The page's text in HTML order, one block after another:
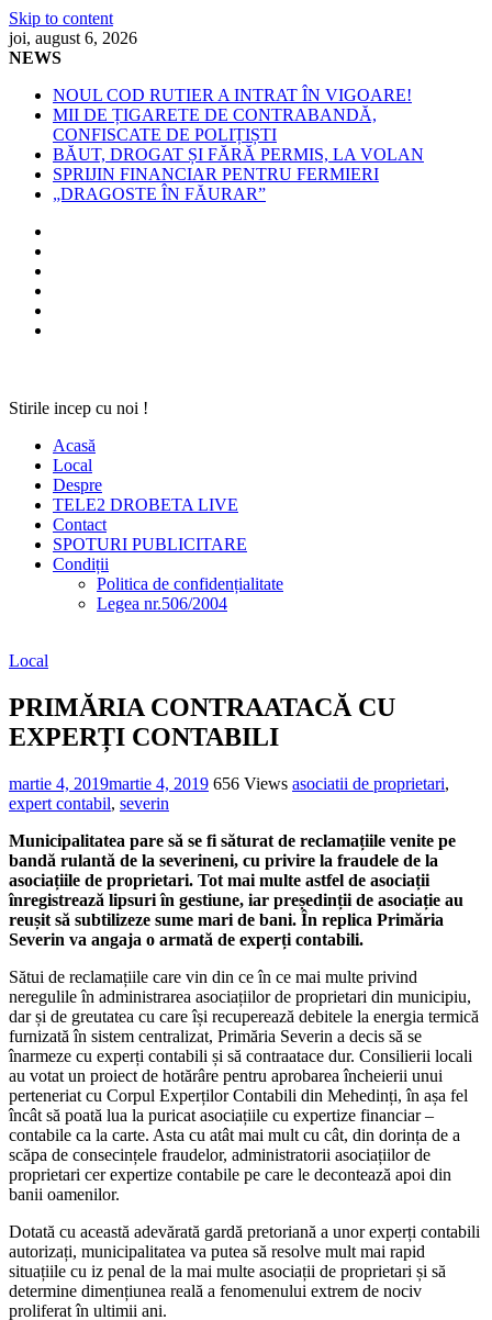
Skip to content
joi, august 6, 2026
NEWS
NOUL COD RUTIER A INTRAT ÎN VIGOARE!
MII DE ȚIGARETE DE CONTRABANDĂ,
CONFISCATE DE POLIȚIȘTI
BĂUT, DROGAT ȘI FĂRĂ PERMIS, LA VOLAN
SPRIJIN FINANCIAR PENTRU FERMIERI
„DRAGOSTE ÎN FĂURAR”
Stirile incep cu noi !
Acasă
Local
Despre
TELE2 DROBETA LIVE
Contact
SPOTURI PUBLICITARE
Condiții
Politica de confidențialitate
Legea nr.506/2004
Local
PRIMĂRIA CONTRAATACĂ CU
EXPERȚI CONTABILI
martie 4, 2019martie 4, 2019 656 Views asociatii de proprietari,
expert contabil, severin
Municipalitatea pare să se fi săturat de reclamațiile venite pe
bandă rulantă de la severineni, cu privire la fraudele de la
asociațiile de proprietari. Tot mai multe astfel de asociații
înregistrează lipsuri în gestiune, iar președinții de asociație au
reușit să subtilizeze sume mari de bani. În replica Primăria
Severin va angaja o armată de experți contabili.
Sătui de reclamațiile care vin din ce în ce mai multe privind
neregulile în administrarea asociațiilor de proprietari din municipiu,
dar și de greutatea cu care își recuperează debitele la energia termică
furnizată în sistem centralizat, Primăria Severin a decis să se
înarmeze cu experți contabili și să contraatace dur. Consilierii locali
au votat un proiect de hotărâre pentru aprobarea încheierii unui
perteneriat cu Corpul Experților Contabili din Mehedinți, în așa fel
încât să poată lua la puricat asociațiile cu expertize financiar –
contabile ca la carte. Asta cu atât mai mult cu cât, din dorința de a
scăpa de consecințele fraudelor, administratorii asociațiilor de
proprietari cer expertize contabile pe care le decontează apoi din
banii oamenilor.
Dotată cu această adevărată gardă pretoriană a unor experți contabili
autorizați, municipalitatea va putea să resolve mult mai rapid
situațiile cu iz penal de la mai multe asociații de proprietari și să
determine dimențiunea reală a fenomenului extrem de nociv
proliferat în ultimii ani.